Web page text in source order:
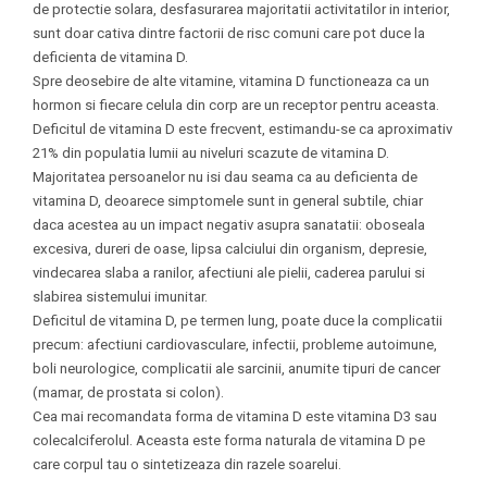
de protectie solara, desfasurarea majoritatii activitatilor in interior,
sunt doar cativa dintre factorii de risc comuni care pot duce la
deficienta de vitamina D.
Spre deosebire de alte vitamine, vitamina D functioneaza ca un
hormon si fiecare celula din corp are un receptor pentru aceasta.
Deficitul de vitamina D este frecvent, estimandu-se ca aproximativ
21% din populatia lumii au niveluri scazute de vitamina D.
Majoritatea persoanelor nu isi dau seama ca au deficienta de
vitamina D, deoarece simptomele sunt in general subtile, chiar
daca acestea au un impact negativ asupra sanatatii: oboseala
excesiva, dureri de oase, lipsa calciului din organism, depresie,
vindecarea slaba a ranilor, afectiuni ale pielii, caderea parului si
slabirea sistemului imunitar.
Deficitul de vitamina D, pe termen lung, poate duce la complicatii
precum: afectiuni cardiovasculare, infectii, probleme autoimune,
boli neurologice, complicatii ale sarcinii, anumite tipuri de cancer
(mamar, de prostata si colon).
Cea mai recomandata forma de vitamina D este vitamina D3 sau
colecalciferolul. Aceasta este forma naturala de vitamina D pe
care corpul tau o sintetizeaza din razele soarelui.